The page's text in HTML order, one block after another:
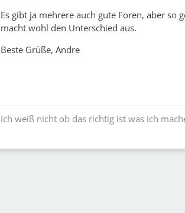
Es gibt ja mehrere auch gute Foren, aber so
macht wohl den Unterschied aus.
Beste Grüße, Andre
Ich weiß nicht ob das richtig ist was ich